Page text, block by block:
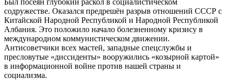
содружестве. Оказался предрешён разрыв отношений СССР с
Китайской Народной Республикой и Народной Республикой
Албания. Это положило начало болезненному кризису в
международном коммунистическом движении.
Антисоветчики всех мастей, западные спецслужбы и
пресловутые «диссиденты» вооружились «козырной картой»
в информационной войне против нашей страны и
социализма.